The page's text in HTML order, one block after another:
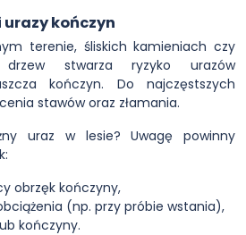
kończyn
terenie, śliskich kamieniach czy
stwarza ryzyko urazów
kończyn. Do najczęstszych
stawów oraz złamania.
uraz w lesie? Uwagę powinny
obrzęk kończyny,
(np. przy próbie wstania),
kończyny.